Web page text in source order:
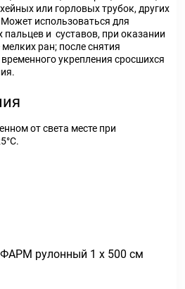
или горловых трубок, других
использоваться для
и суставов, при оказании
ран; после снятия
укрепления сросшихся
от света месте при
рулонный 1 х 500 см